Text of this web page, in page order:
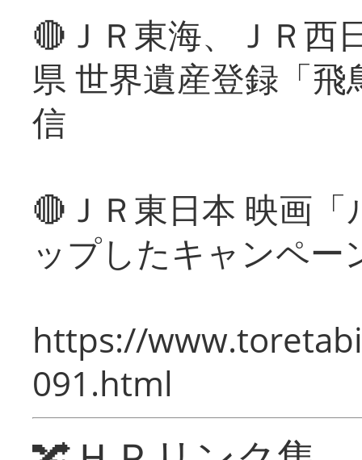
🔴ＪＲ東海、ＪＲ西
県 世界遺産登録「
信
🔴ＪＲ東日本 映画
ップしたキャンペー
https://
091.html